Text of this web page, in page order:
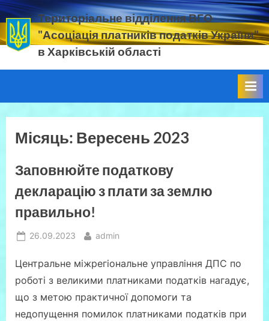
Skip
to
content
Територіальне відділення ВГО
"Асоціація платників податків України"
в Харківській області
ПДВ.
ВЗ.
земельний
податок
Місяць: Вересень 2023
Заповнюйте податкову
декларацію з плати за землю
правильно!
Posted
26.09.2023 By
admin
Центральне міжрегіональне управління ДПС по
роботі з великими платниками податків нагадує,
що з метою практичної допомоги та
недопущення помилок платниками податків при